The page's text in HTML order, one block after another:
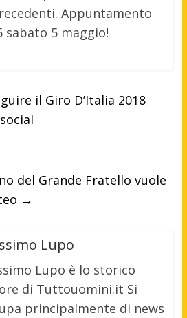
Appuntamento
sabato 5 maggio!
il Giro D’Italia 2018
del Grande Fratello vuole
→
Lupo
Lupo è lo storico
di Tuttouomini.it Si
principalmente di news